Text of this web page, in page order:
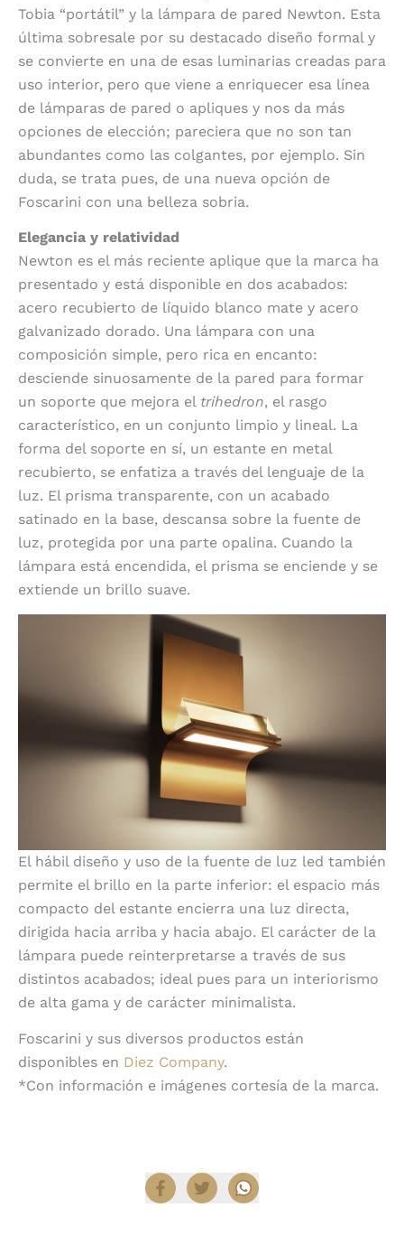
Tobia “portátil” y la lámpara de pared Newton. Esta
última sobresale por su destacado diseño formal y
se convierte en una de esas luminarias creadas para
uso interior, pero que viene a enriquecer esa línea
de lámparas de pared o apliques y nos da más
opciones de elección; pareciera que no son tan
abundantes como las colgantes, por ejemplo. Sin
duda, se trata pues, de una nueva opción de
Foscarini con una belleza sobria.
Elegancia y relatividad
Newton es el más reciente aplique que la marca ha
presentado y está disponible en dos acabados:
acero recubierto de líquido blanco mate y acero
galvanizado dorado. Una lámpara con una
composición simple, pero rica en encanto:
desciende sinuosamente de la pared para formar
un soporte que mejora el trihedron, el rasgo
característico, en un conjunto limpio y lineal. La
forma del soporte en sí, un estante en metal
recubierto, se enfatiza a través del lenguaje de la
luz. El prisma transparente, con un acabado
satinado en la base, descansa sobre la fuente de
luz, protegida por una parte opalina. Cuando la
lámpara está encendida, el prisma se enciende y se
extiende un brillo suave.
El hábil diseño y uso de la fuente de luz led también
permite el brillo en la parte inferior: el espacio más
compacto del estante encierra una luz directa,
dirigida hacia arriba y hacia abajo. El carácter de la
lámpara puede reinterpretarse a través de sus
distintos acabados; ideal pues para un interiorismo
de alta gama y de carácter minimalista.
Foscarini y sus diversos productos están
disponibles en Diez Company.
*Con información e imágenes cortesía de la marca.